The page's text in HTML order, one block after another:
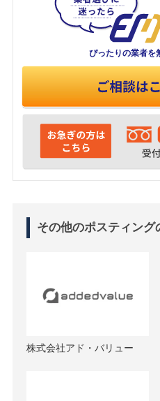
ぴったりの業者を
その他のポスティング
株式会社アド・バリュー